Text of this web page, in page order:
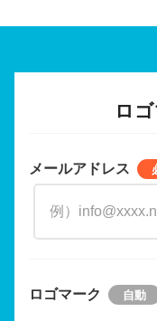
ロ
メールアドレス
ロゴマーク